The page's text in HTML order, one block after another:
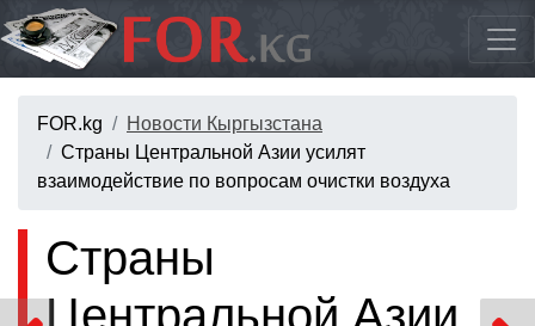
FOR.kg
Новости Кыргызстана
Страны Центральной Азии усилят
взаимодействие по вопросам очистки воздуха
Страны